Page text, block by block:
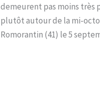
demeurent pas moins très
plutôt autour de la mi-
Romorantin (41) le 5